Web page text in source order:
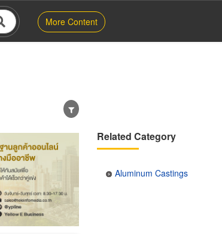
More Content
Related Category
Aluminum Castings